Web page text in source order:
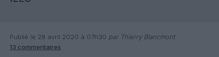
Publié le 28 avril 2020 à 07h30 par Thierry Blancmont
13 commentaires